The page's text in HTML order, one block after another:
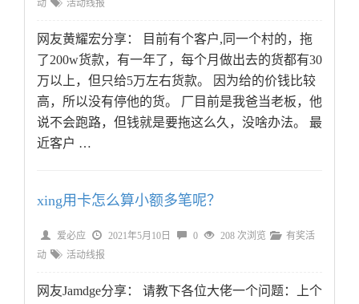
动
活动线报
网友黄耀宏分享： 目前有个客户,同一个村的，拖
了200w货款，有一年了，每个月做出去的货都有30
万以上，但只给5万左右货款。 因为给的价钱比较
高，所以没有停他的货。 厂目前是我爸当老板，他
说不会跑路，但钱就是要拖这么久，没啥办法。 最
近客户 …
xing用卡怎么算小额多笔呢？
爱必应 2021年5月10日 0 208 次浏览
有奖活
动
活动线报
网友Jamdge分享： 请教下各位大佬一个问题：上个